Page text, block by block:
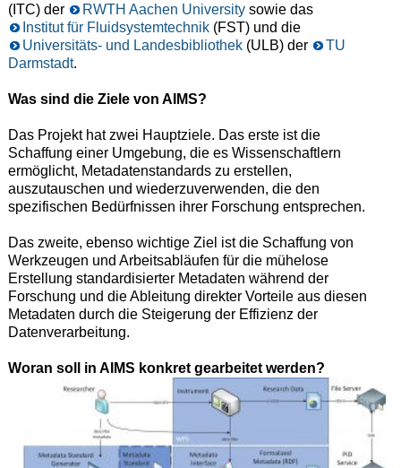
(ITC) der
RWTH Aachen Universitysowie das
Institut für Fluidsystemtechnik(FST) und die
Universitäts- und Landesbibliothek(ULB) der
TU
Darmstadt.
Was sind die Ziele von AIMS?
Das Projekt hat zwei Hauptziele. Das erste ist die
Schaffung einer Umgebung, die es Wissenschaftlern
ermöglicht, Metadatenstandards zu erstellen,
auszutauschen und wiederzuverwenden, die den
spezifischen Bedürfnissen ihrer Forschung entsprechen.
Das zweite, ebenso wichtige Ziel ist die Schaffung von
Werkzeugen und Arbeitsabläufen für die mühelose
Erstellung standardisierter Metadaten während der
Forschung und die Ableitung direkter Vorteile aus diesen
Metadaten durch die Steigerung der Effizienz der
Datenverarbeitung.
Woran soll in AIMS konkret gearbeitet werden?